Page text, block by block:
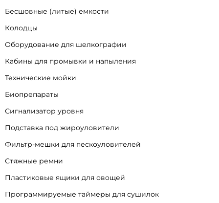
Бесшовные (литые) емкости
Колодцы
Оборудование для шелкографии
Кабины для промывки и напыления
Технические мойки
Биопрепараты
Сигнализатор уровня
Подставка под жироуловители
Фильтр-мешки для пескоуловителей
Стяжные ремни
Пластиковые ящики для овощей
Программируемые таймеры для сушилок